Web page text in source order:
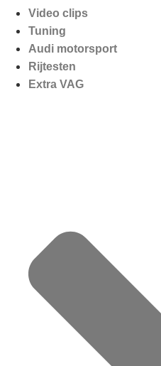
Video clips
Tuning
Audi motorsport
Rijtesten
Extra VAG